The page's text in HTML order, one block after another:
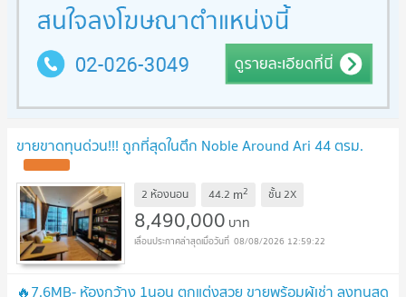
ขายขาดทุนด่วน!!! ถูกที่สุดในตึก Noble Around Ari 44 ตรม.
2 ห้องนอน 44.2 m2 ชั้น2X
8,490,000 บาท
08/08/2026 12:59:22
🔥7.6MB- ห้องกว้าง 1นอน ตกแต่งสวย ขายพร้อมผู้เช่า ลงทุนสุด